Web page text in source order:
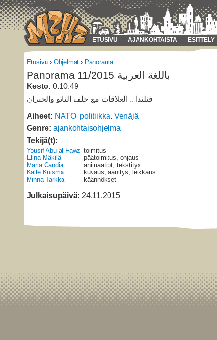
ETUSIVU AJANKOHTAISTA ESITTELY
Etusivu › Ohjelmat › Panorama
Panorama 11/2015 باللغة العربية
Kesto: 0:10:49
فنلندا .. العلاقات مع حلف الناتو والجيران
Aiheet: NATO, politiikka, Venäjä
Genre: ajankohtaisohjelma
Tekijä(t):
Yousif Abu al Fawz
Elina Mäkilä
Maria Candia
Kalle Kuisma
Minna Tarkka
toimitus
päätoimitus, ohjaus
animaatiot, tekstitys
kuvaus, äänitys, leikkaus
käännökset
Julkaisupäivä: 24.11.2015